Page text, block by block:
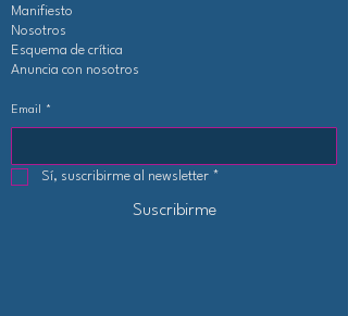
Manifiesto
Nosotros
Esquema de crítica
Anuncia con nosotros
Email *
Sí, suscribirme al newsletter *
Suscribirme